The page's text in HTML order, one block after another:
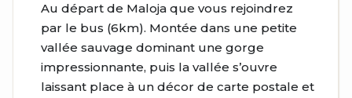
Au départ de Maloja que vous rejoindrez
par le bus (6km). Montée dans une petite
vallée sauvage dominant une gorge
impressionnante, puis la vallée s’ouvre
laissant place à un décor de carte postale et